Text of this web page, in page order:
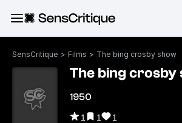
SensCritique > Films > The bing crosby show
The bing crosby
1950
1 1 1